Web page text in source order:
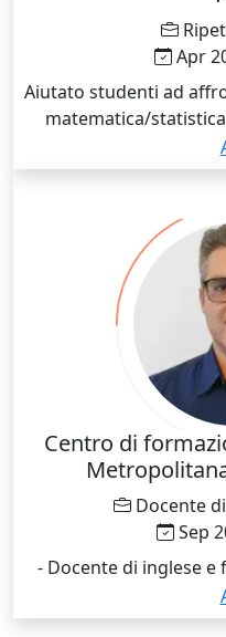
Apr
Aiutato studenti ad
matematica/
penso possa
essere stato in
Centro di
Docente
Sep
- Docente di inglese
corsi per operatori del
(età 14 - 18 anni) -